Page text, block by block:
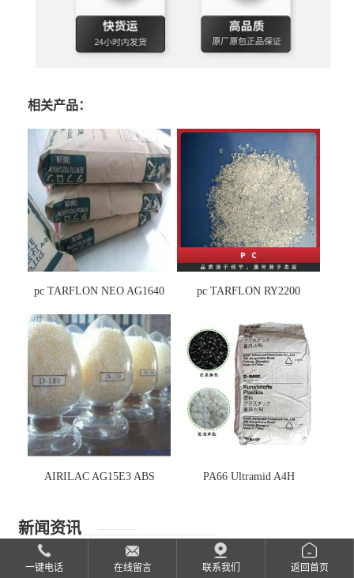
相关产品：
pc TARFLON NEO AG1640 pc TARFLON RY2200
AIRILAC AG15E3 ABS PA66 Ultramid A4H
新闻资讯
一键电话 在线留言 联系我们 返回首页